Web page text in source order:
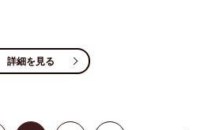
詳細を見る